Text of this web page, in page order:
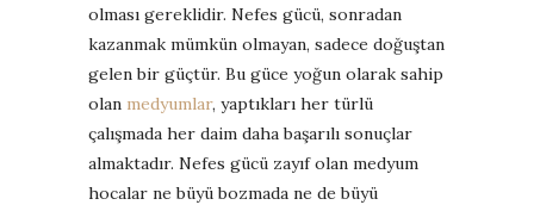
olması gereklidir. Nefes gücü, sonradan
kazanmak mümkün olmayan, sadece doğuştan
gelen bir güçtür. Bu güce yoğun olarak sahip
olan medyumlar, yaptıkları her türlü
çalışmada her daim daha başarılı sonuçlar
almaktadır. Nefes gücü zayıf olan medyum
hocalar ne büyü bozmada ne de büyü